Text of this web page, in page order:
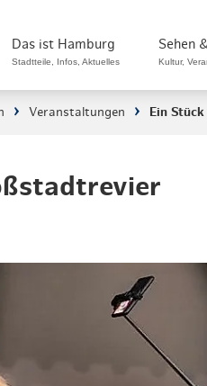
Das ist Hamburg
Stadtteile, Infos, Aktuelles
in Hamburg
das ganze Jahr
für...
Mobilität
Sehen
Kultur,
Kultur &
Hamburg
Radfahren
Veranstaltungen Ein